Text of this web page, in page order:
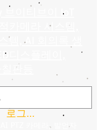
브이티브이 IoT
카메라 시스템,
템, AI 회의록 생
디스플레이,
판등
로그인
PTZ 카메라, 발언자